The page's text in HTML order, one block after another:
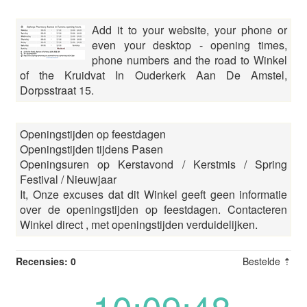
Add it to your website, your phone or
even your desktop - opening times,
phone numbers and the road to Winkel
of the Kruidvat In Ouderkerk Aan De Amstel,
Dorpsstraat 15.
Openingstijden op feestdagen
Openingstijden tijdens Pasen
Openingsuren op Kerstavond / Kerstmis / Spring
Festival / Nieuwjaar
It, Onze excuses dat dit Winkel geeft geen informatie
over de openingstijden op feestdagen. Contacteren
Winkel direct , met openingstijden verduidelijken.
Recensies: 0 Bestelde ⇡